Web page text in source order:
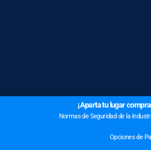
¡Aparta tu lugar
Normas de Seguridad de la
Opciones de